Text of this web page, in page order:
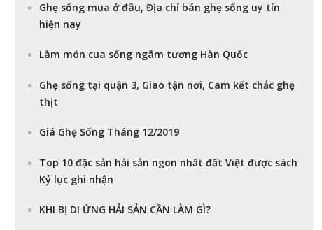
Ghẹ sống mua ở đâu, Địa chỉ bán ghẹ sống uy tín
hiện nay
Làm món cua sống ngâm tương Hàn Quốc
Ghẹ sống tại quận 3, Giao tận nơi, Cam kết chắc ghẹ
thịt
Giá Ghẹ Sống Tháng 12/2019
Top 10 đặc sản hải sản ngon nhất đất Việt được sách
Kỷ lục ghi nhận
KHI BỊ DI ỨNG HẢI SẢN CẦN LÀM GÌ?